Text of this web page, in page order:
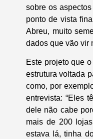
sobre os
ponto de vista
Abreu, muito
dados que vão vir
Este projeto que
estrutura voltada
como, por
entrevista: “Eles
dele não cabe
mais de 200
estava lá, tinha